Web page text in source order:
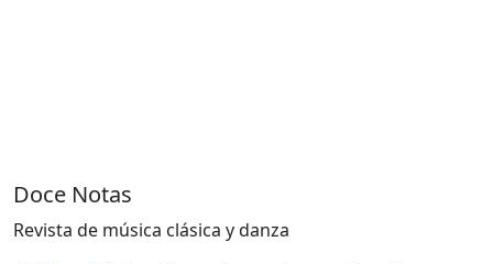
Doce Notas
Revista de música clásica y danza